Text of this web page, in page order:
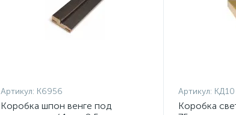
Артикул: К6956
Коробка шпон венге под
Артикул: КД10
Коробка